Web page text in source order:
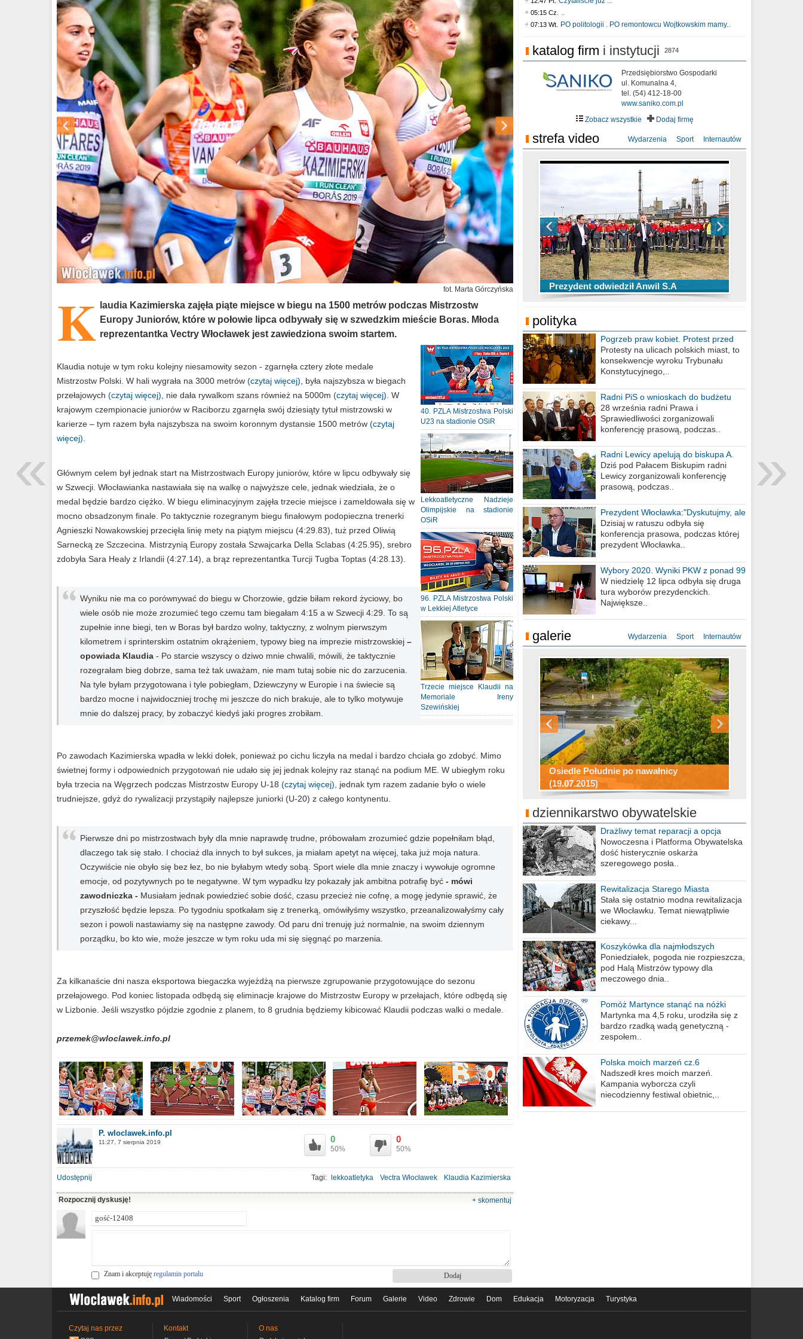
fot. Marta Górczyńska
K laudia Kazimierska zajęła piąte miejsce w biegu na 1500 metrów podczas Mistrzostw
Europy Juniorów, które w połowie lipca odbywały się w szwedzkim mieście Boras. Młoda
reprezentantka Vectry Włocławek jest zawiedziona swoim startem.
40. PZLA Mistrzostwa Polski
U23 na stadionie OSiR
Lekkoatletyczne Nadzieje
Olimpijskie na stadionie
OSiR
96. PZLA Mistrzostwa Polski
w Lekkiej Atletyce
Trzecie miejsce Klaudii na
Memoriale Ireny
Szewińskiej
Klaudia notuje w tym roku kolejny niesamowity sezon - zgarnęła cztery złote medale
Mistrzostw Polski. W hali wygrała na 3000 metrów (czytaj więcej) , była najszybsza w biegach
przełajowych (czytaj więcej), nie dała rywalkom szans również na 5000m (czytaj więcej) . W
krajowym czempionacie juniorów w Raciborzu zgarnęła swój dziesiąty tytuł mistrzowski w
karierze – tym razem była najszybsza na swoim koronnym dystansie 1500 metrów (czytaj
więcej).
Głównym celem był jednak start na Mistrzostwach Europy juniorów, które w lipcu odbywały się
w Szwecji. Włocławianka nastawiała się na walkę o najwyższe cele, jednak wiedziała, że o
medal będzie bardzo ciężko. W biegu eliminacyjnym zajęła trzecie miejsce i zameldowała się w
mocno obsadzonym finale. Po taktycznie rozegranym biegu finałowym podopieczna trenerki
Agnieszki Nowakowskiej przecięła linię mety na piątym miejscu (4:29.83), tuż przed Oliwią
Sarnecką ze Szczecina. Mistrzynią Europy została Szwajcarka Della Sclabas (4:25.95), srebro
zdobyła Sara Healy z Irlandii (4:27.14), a brąz reprezentantka Turcji Tugba Toptas (4:28.13).
Wyniku nie ma co porównywać do biegu w Chorzowie, gdzie biłam rekord życiowy, bo
wiele osób nie może zrozumieć tego czemu tam biegałam 4:15 a w Szwecji 4:29. To są
zupełnie inne biegi, ten w Boras był bardzo wolny, taktyczny, z wolnym pierwszym
kilometrem i sprinterskim ostatnim okrążeniem, typowy bieg na imprezie mistrzowskiej –
opowiada Klaudia - Po starcie wszyscy o dziwo mnie chwalili, mówili, że taktycznie
rozegrałam bieg dobrze, sama też tak uważam, nie mam tutaj sobie nic do zarzucenia.
Na tyle byłam przygotowana i tyle pobiegłam, Dziewczyny w Europie i na świecie są
bardzo mocne i najwidoczniej trochę mi jeszcze do nich brakuje, ale to tylko motywuje
mnie do dalszej pracy, by zobaczyć kiedyś jaki progres zrobiłam.
Po zawodach Kazimierska wpadła w lekki dołek, ponieważ po cichu liczyła na medal i bardzo chciała go zdobyć. Mimo
świetnej formy i odpowiednich przygotowań nie udało się jej jednak kolejny raz stanąć na podium ME. W ubiegłym roku
była trzecia na Węgrzech podczas Mistrzostw Europy U-18 (czytaj więcej),
jednak tym razem zadanie było o wiele
trudniejsze, gdyż do rywalizacji przystąpiły najlepsze juniorki (U-20) z całego kontynentu.
Pierwsze dni po mistrzostwach były dla mnie naprawdę trudne, próbowałam zrozumieć gdzie popełniłam błąd,
dlaczego tak się stało. I chociaż dla innych to był sukces, ja miałam apetyt na więcej, taka już moja natura.
Oczywiście nie obyło się bez łez, bo nie byłabym wtedy sobą. Sport wiele dla mnie znaczy i wywołuje ogromne
emocje, od pozytywnych po te negatywne. W tym wypadku łzy pokazały jak ambitna potrafię być - mówi
zawodniczka - Musiałam jednak powiedzieć sobie dość, czasu przecież nie cofnę, a mogę jedynie sprawić, że
przyszłość będzie lepsza. Po tygodniu spotkałam się z trenerką, omówiłyśmy wszystko, przeanalizowałyśmy cały
sezon i powoli nastawiamy się na następne zawody. Od paru dni trenuję już normalnie, na swoim dziennym
porządku, bo kto wie, może jeszcze w tym roku uda mi się sięgnąć po marzenia.
Za kilkanaście dni nasza eksportowa biegaczka wyjeżdżą na pierwsze zgrupowanie przygotowujące do sezonu
przełajowego. Pod koniec listopada odbędą się eliminacje krajowe do Mistrzostw Europy w przełajach, które odbędą się
w Lizbonie. Jeśli wszystko pójdzie zgodnie z planem, to 8 grudnia będziemy kibicować Klaudii podczas walki o medale.
przemek@wloclawek.info.pl
P. wloclawek.info.pl
11:27, 7 sierpnia 2019 0
50%
0
50%
Udostępnij Tagi: lekkoatletyka Vectra Włocławek Klaudia Kazimierska
Rozpocznij dyskusję! + skomentuj
Znam i akceptuję regulamin portalu
05:15 Cz. ..
07:13 Wt. PO politologii . PO remontowcu Wojtkowskim mamy..
katalog firm i instytucji 2874
Przedsiębiorstwo Gospodarki
ul. Komunalna 4,
tel. (54) 412-18-00
www.saniko.com.pl
Zobacz wszystkie
Dodaj firmę
strefa video Wydarzenia Sport Internautów
Prezydent odwiedził Anwil S.A
TOP 10 przechwytów Anwilu Włocławek
w EBL w sezonie 2019/2020
TOP 5 rzutów Anwilu Włocławek w BCL
w sezonie 2019/2020
Ni To Ponk - W oczach mamy strach
sixf33t .Last Year DRONE FOOTAGE
Włocławek
XXIII Sesja Rady Miasta Włocławek VIII
kadencji w dniu 09.06.2020 r.
polityka
Pogrzeb praw kobiet. Protest przed
biurem poselskim PiS
Protesty na ulicach polskich miast, to
konsekwencje wyroku Trybunału
Konstytucyjnego,..
Radni PiS o wnioskach do budżetu
miasta na 2021 rok
28 września radni Prawa i
Sprawiedliwości zorganizowali
konferencję prasową, podczas..
Radni Lewicy apelują do biskupa A.
Wiesława Meringa
Dziś pod Pałacem Biskupim radni
Lewicy zorganizowali konferencję
prasową, podczas..
Prezydent Włocławka:"Dyskutujmy, ale
nie obrażajmy się”
Dzisiaj w ratuszu odbyła się
konferencja prasowa, podczas której
prezydent Włocławka..
Wybory 2020. Wyniki PKW z ponad 99
procent obwodów
W niedzielę 12 lipca odbyła się druga
tura wyborów prezydenckich.
Największe..
galerie Wydarzenia Sport Internautów
Osiedle Południe po nawałnicy
(19.07.2015)
Wizytówka Włocławka
polowanie wigilijne 2014
Miasto kładzie się do snu .
Konkurs fotograficzny "Co to za
miejsca"
Ścieżka rowerowa w naszym mieście
dziennikarstwo obywatelskie
Drażliwy temat reparacji a opcja
berlińska
Nowoczesna i Platforma Obywatelska
dość histerycznie oskarża
szeregowego posła..
Rewitalizacja Starego Miasta
Stała się ostatnio modna rewitalizacja
we Włocławku. Temat niewątpliwie
ciekawy...
Koszykówka dla najmłodszych
Poniedziałek, pogoda nie rozpieszcza,
pod Halą Mistrzów typowy dla
meczowego dnia..
Pomóż Martynce stanąć na nóżki
Martynka ma 4,5 roku, urodziła się z
bardzo rzadką wadą genetyczną -
zespołem..
Polska moich marzeń cz.6
Nadszedł kres moich marzeń.
Kampania wyborcza czyli
niecodzienny festiwal obietnic,..
Wiadomości Sport Ogłoszenia Katalog firm Forum Galerie Video Zdrowie Dom Edukacja Motoryzacja Turystyka
Czytaj nas przez Kontakt O nas
»
«